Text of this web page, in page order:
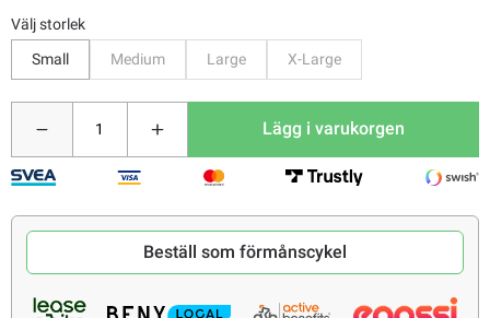
Välj storlek
Small
Medium Large X-Large
Lägg i varukorgen
Beställ som förmånscykel